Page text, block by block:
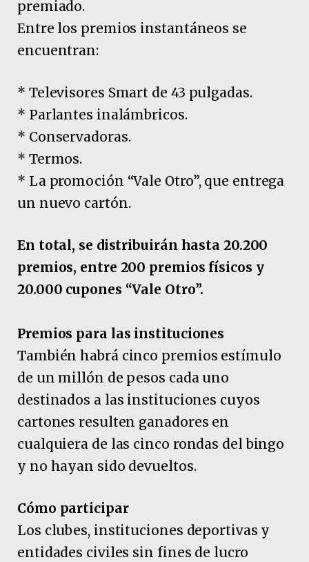
premiado.
Entre los premios instantáneos se
encuentran:
* Televisores Smart de 43 pulgadas.
* Parlantes inalámbricos.
* Conservadoras.
* Termos.
* La promoción “Vale Otro”, que entrega
un nuevo cartón.
En total, se distribuirán hasta 20.200
premios, entre 200 premios físicos y
20.000 cupones “Vale Otro”.
Premios para las instituciones
También habrá cinco premios estímulo
de un millón de pesos cada uno
destinados a las instituciones cuyos
cartones resulten ganadores en
cualquiera de las cinco rondas del bingo
y no hayan sido devueltos.
Cómo participar
Los clubes, instituciones deportivas y
entidades civiles sin fines de lucro